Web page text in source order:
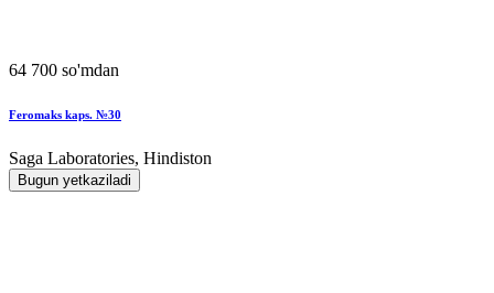
64 700 so'mdan
Feromaks kaps. №30
Saga Laboratories, Hindiston
Bugun yetkaziladi